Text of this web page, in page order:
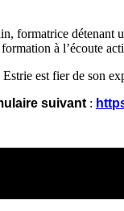
formatrice détenant
à l’écoute
est fier de son
suivant: